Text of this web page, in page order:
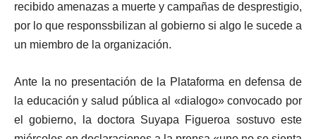
recibido amenazas a muerte y campañas de desprestigio,
por lo que responssbilizan al gobierno si algo le sucede a
un miembro de la organización.
Ante la no presentación de la Plataforma en defensa de
la educación y salud pública al «dialogo» convocado por
el gobierno, la doctora Suyapa Figueroa sostuvo este